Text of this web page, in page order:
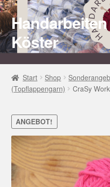
Zur
Navigation
springen
Zum
Inhalt
springen
Handarbeiten
Köster
Startseite
Über uns
Aktuelles
Häkel Techniken
Shop
Start Shop
(Topflappengarn)
CraSy
ANGEBOT!